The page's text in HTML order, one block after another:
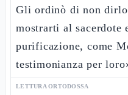
Gli ordinò di non dirlo
mostrarti al
purificazione, come
testimonianza per
LETTURA ORTODOSSA